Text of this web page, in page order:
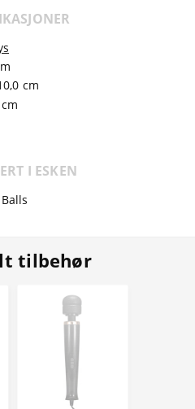
cm
I ESKEN
tilbehør